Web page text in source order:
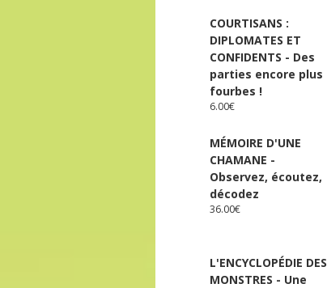
COURTISANS :
DIPLOMATES ET
CONFIDENTS - Des
parties encore plus
fourbes !
6.00€
MÉMOIRE D'UNE
CHAMANE -
Observez, écoutez,
décodez
36.00€
L'ENCYCLOPÉDIE DES
MONSTRES - Une